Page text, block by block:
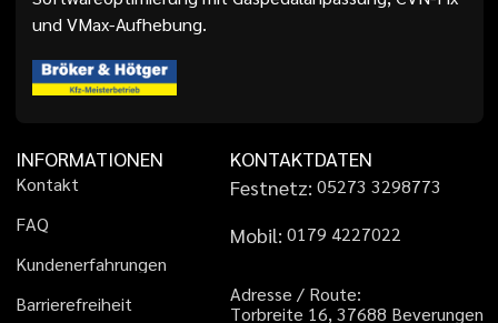
und VMax-Aufhebung.
INFORMATIONEN
Kontakt
FAQ
Kundenerfahrungen
Barrierefreiheit
KONTAKTDATEN
Festnetz: 05273 3298773
Mobil: 01 79 4227022
Adresse / Route:
Torbreite 16, 37688 Beverungen